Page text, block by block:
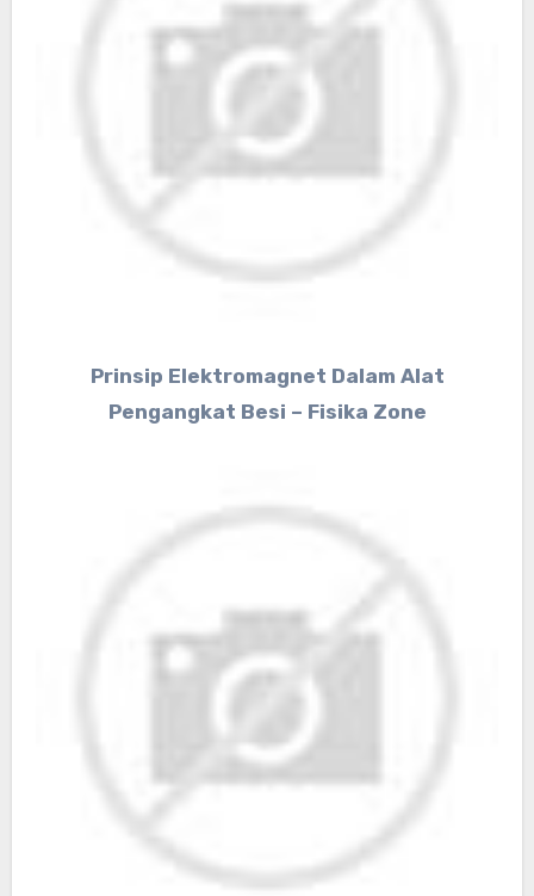
Prinsip Elektromagnet Dalam Alat
Pengangkat Besi – Fisika Zone